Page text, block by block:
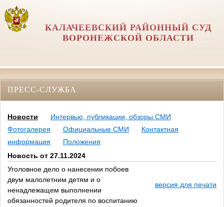
КАЛАЧЕЕВСКИЙ РАЙОННЫЙ СУД
ВОРОНЕЖСКОЙ ОБЛАСТИ
ПРЕСС-СЛУЖБА
Новости
Интервью, публикации, обзоры СМИ
Фотогалерея
Официальные СМИ
Контактная
информация
Положения
Новость от 27.11.2024
Уголовное дело о нанесении побоев
двум малолетним детям и о
ненадлежащем выполнении
обязанностей родителя по воспитанию
версия для печати